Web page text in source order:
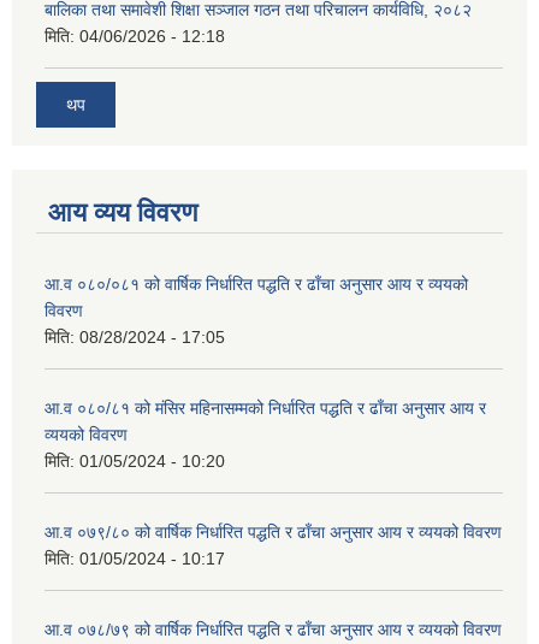
बालिका तथा समावेशी शिक्षा सञ्जाल गठन तथा परिचालन कार्यविधि, २०८२
मिति: 04/06/2026 - 12:18
थप
आय व्यय विवरण
आ.व ०८०/०८१ को वार्षिक निर्धारित पद्धति र ढाँचा अनुसार आय र व्ययको
विवरण
मिति: 08/28/2024 - 17:05
आ.व ०८०/८१ को मंसिर महिनासम्मको निर्धारित पद्धति र ढाँचा अनुसार आय र
व्ययको विवरण
मिति: 01/05/2024 - 10:20
आ.व ०७९/८० को वार्षिक निर्धारित पद्धति र ढाँचा अनुसार आय र व्ययको विवरण
मिति: 01/05/2024 - 10:17
आ.व ०७८/७९ को वार्षिक निर्धारित पद्धति र ढाँचा अनुसार आय र व्ययको विवरण